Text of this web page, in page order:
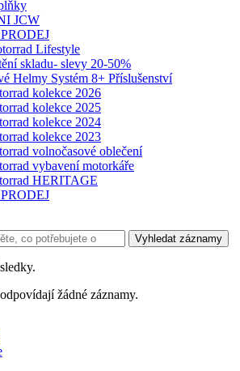
JCW
Lifestyle
skladu- slevy 20-50%
Helmy Systém 8+ Příslušenství
kolekce 2026
kolekce 2025
kolekce 2024
kolekce 2023
volnočasové oblečení
vybavení motorkáře
HERITAGE
Vyhledat záznamy
žádné záznamy.